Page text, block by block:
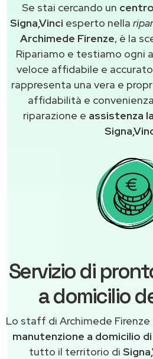
Se stai cercando un
Signa,Vinci esperto nella
Archimede Firenze, è la
Ripariamo e testiamo ogni
veloce affidabile e
rappresenta una vera e
affidabilità e
riparazione e assistenza
Servizio di
a domicilio
Lo staff di Archimede
manutenzione a domicilio
tutto il territorio di